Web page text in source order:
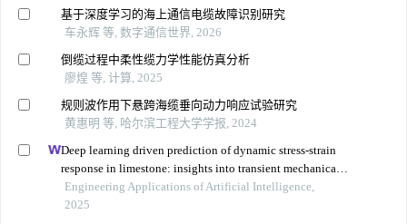
基于深度学习的海上通信电缆故障识别研究
车永辉 等, 数字通信世界, 2026
倒缆过程中柔性缆力学性能仿真分析
廖煌 等, 计算, 2025
规则波作用下悬跨海缆垂向动力响应试验研究
黄惠明 等, 哈尔滨工程大学学报, 2024
Deep learning driven prediction of dynamic stress-strain
response in limestone: insights into transient mechanical
behavior under complex loadings for shield tunneling
Engineering Applications of Artificial Intelligence,
2025